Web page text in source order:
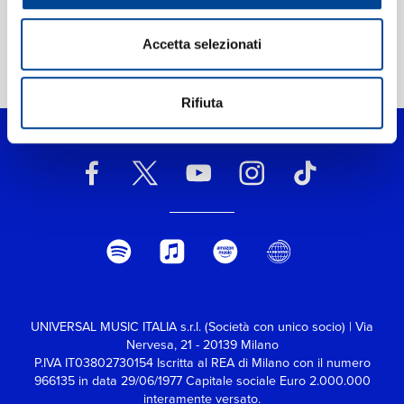
Accetta selezionati
Rifiuta
Home Pop > Good Girls
UNIVERSAL MUSIC ITALIA s.r.l. (Società con unico socio) | Via
Nervesa, 21 - 20139 Milano
P.IVA IT03802730154 Iscritta al REA di Milano con il numero
966135 in data 29/06/1977Capitale sociale Euro 2.000.000
interamente versato.